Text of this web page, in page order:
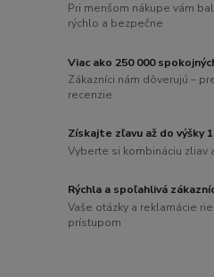
Pri menšom nákupe vám
rýchlo a bezpečne
Viac ako 250 000
Zákazníci nám dôverujú –
recenzie
Získajte zľavu až do výšky
Vyberte si kombináciu zliav
Rýchla a spoľahlivá
Vaše otázky a reklamácie
prístupom